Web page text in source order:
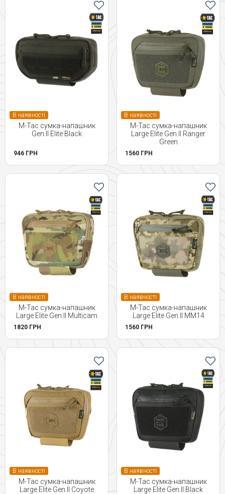
В наявності
M-Tac сумка-напашник
Gen.II Elite Black
946 ГРН
В наявності
M-Tac сумка-напашник
Large Elite Gen.II Ranger
Green
1560 ГРН
В наявності
M-Tac сумка-напашник
Large Elite Gen.II Multicam
1820 ГРН
В наявності
M-Tac сумка-напашник
Large Elite Gen.II MM14
1560 ГРН
В наявності
M-Tac сумка-напашник
Large Elite Gen.II Coyote
В наявності
M-Tac сумка-напашник
Large Elite Gen.II Black